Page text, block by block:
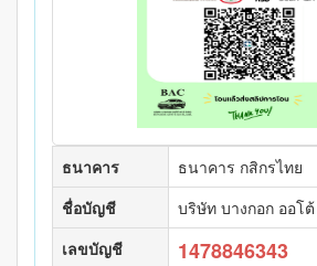
ธนาคาร
ธนาคาร กสิกรไทย
ชื่อบัญชี
บริษัท บางกอก ออโ
เลขบัญชี
1478846343